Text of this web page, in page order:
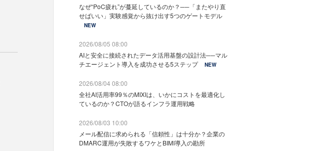
なぜ“PoC疲れ”が蔓延しているのか？──「またやり直
せばいい」実験感覚から抜け出す5つのゲートモデル
NEW
2026/08/05 08:00
AIと安全に接続されたデータ活用基盤の設計法──マル
チエージェント導入を成功させる5ステップ
NEW
2026/08/04 08:00
全社AI活用率99％のMIXIは、いかにコストを最適化し
ているのか？CTOが語るインフラ運用戦略
2026/08/03 10:00
メール配信に求められる「信頼性」は十分か？企業の
DMARC運用が失敗するワケとBIMI導入の勘所